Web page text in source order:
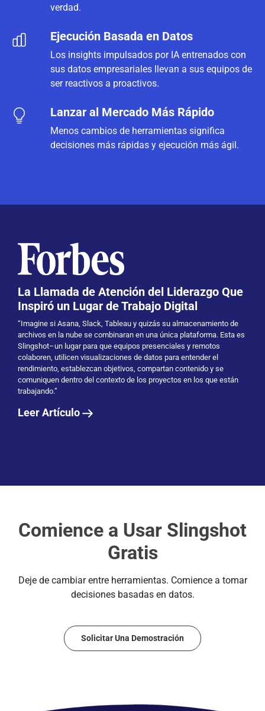
verdad.
Ejecución Basada en Datos
Los insights impulsados por IA entrenados con
sus datos empresariales llevan a sus equipos de
ser reactivos a proactivos.
Lanzar al Mercado Más Rápido
Menos cambios de herramientas significa
decisiones más rápidas y ejecución más ágil.
La Llamada de Atención del Liderazgo Que
Inspiró un Lugar de Trabajo Digital
“Imagine si Asana, Slack, Tableau y quizás su almacenamiento de
archivos en la nube se combinaran en una única plataforma. Esta es
Slingshot–un lugar para que equipos presenciales y remotos
colaboren, utilicen visualizaciones de datos para entender el
rendimiento, establezcan objetivos, compartan contenido y se
comuniquen dentro del contexto de los proyectos en los que están
trabajando.”
Leer Artículo
Comience a Usar Slingshot
Gratis
Deje de cambiar entre herramientas. Comience a tomar
decisiones basadas en datos.
Solicitar Una Demostración